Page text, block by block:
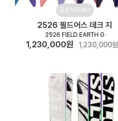
옵션 미리보기
2526 필드어스 데크 지
2526 FIELD EARTH G
1,230,000원 1,230,000원